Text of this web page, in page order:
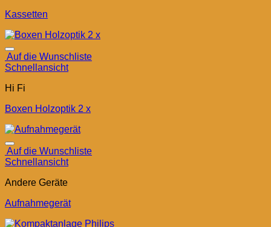
Kassetten
Auf die Wunschliste
Schnellansicht
Hi Fi
Boxen Holzoptik 2 x
Auf die Wunschliste
Schnellansicht
Andere Geräte
Aufnahmegerät